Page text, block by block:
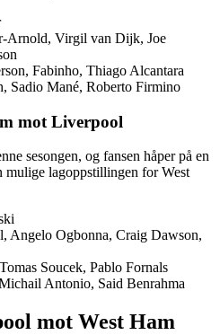
Arnold, Virgil van Dijk, Joe
Fabinho, Thiago Alcantara
Sadio Mané, Roberto Firmino
mot Liverpool
sesongen, og fansen håper på en
lagoppstillingen for West
Angelo Ogbonna, Craig Dawson,
Soucek, Pablo Fornals
Antonio, Said Benrahma
mot West Ham